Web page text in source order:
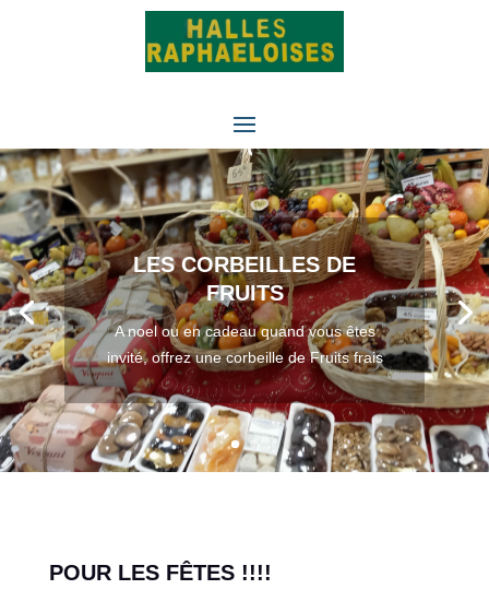
LES CORBEILLES DE
FRUITS
A noel ou en cadeau quand vous êtes
invité, offrez une corbeille de Fruits frais
POUR LES FÊTES !!!!